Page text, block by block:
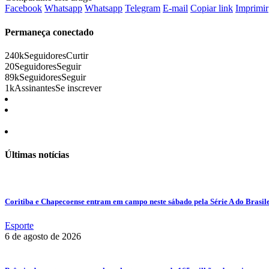
Facebook Whatsapp Whatsapp Telegram E-mail Copiar link Imprimir
Permaneça conectado
240kSeguidoresCurtir
20SeguidoresSeguir
89kSeguidoresSeguir
1kAssinantesSe inscrever
Últimas notícias
Coritiba e Chapecoense entram em campo neste sábado pela Série A do
Esporte
6 de agosto de 2026